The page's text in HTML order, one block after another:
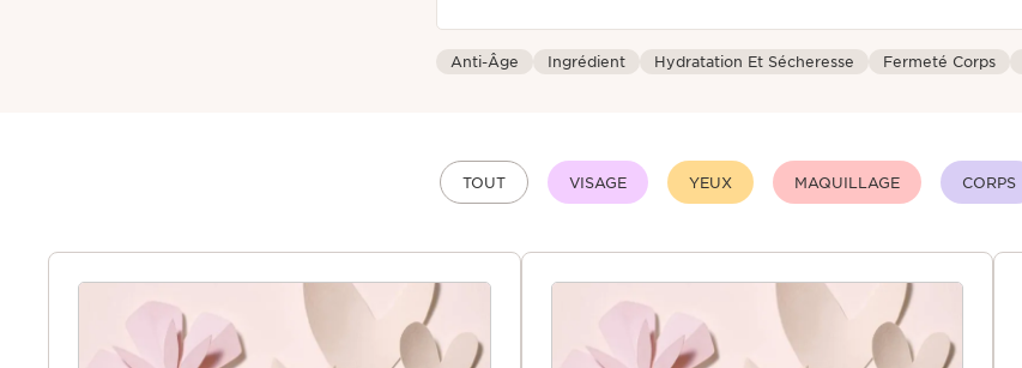
Anti-Âge Ingrédient Hydratation Et Sécheresse Fermeté Corps
TOUT VISAGE YEUX MAQUILLAGE CORPS